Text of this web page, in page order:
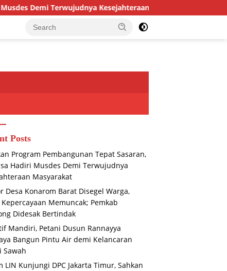
Kesejahteraan Masyarakat
Posts
Program Pembangunan Tepat Sasaran,
Hadiri Musdes Demi Terwujudnya
Masyarakat
Desa Konarom Barat Disegel Warga,
Memuncak; Pemkab
Didesak Bertindak
Mandiri, Petani Dusun Rannayya
Bangun Pintu Air demi Kelancaran
Sawah
LIN Kunjungi DPC Jakarta Timur, Sahkan